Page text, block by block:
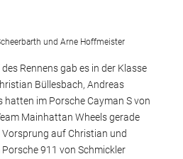
und Arne Hoffmeister
Rennens gab es in der Klasse
Büllesbach, Andreas
hatten im Porsche Cayman S von
Mainhattan Wheels gerade
Vorsprung auf Christian und
911 von Schmickler